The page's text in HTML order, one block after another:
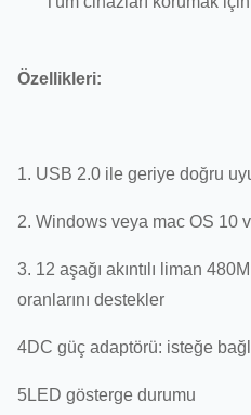
Özellikleri:
1. USB 2.0 ile geriye doğru
2. Windows veya mac OS 10
3. 12 aşağı akıntılı liman
oranlarını destekler
4DC güç adaptörü: isteğe
5LED gösterge durumu